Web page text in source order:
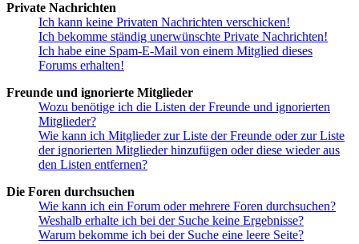
Private Nachrichten
Ich kann keine Privaten Nachrichten verschicken!
Ich bekomme ständig unerwünschte Private Nachrichten!
Ich habe eine Spam-E-Mail von einem Mitglied dieses
Forums erhalten!
Freunde und ignorierte Mitglieder
Wozu benötige ich die Listen der Freunde und ignorierten
Mitglieder?
Wie kann ich Mitglieder zur Liste der Freunde oder zur Liste
der ignorierten Mitglieder hinzufügen oder diese wieder aus
den Listen entfernen?
Die Foren durchsuchen
Wie kann ich ein Forum oder mehrere Foren durchsuchen?
Weshalb erhalte ich bei der Suche keine Ergebnisse?
Warum bekomme ich bei der Suche eine leere Seite?